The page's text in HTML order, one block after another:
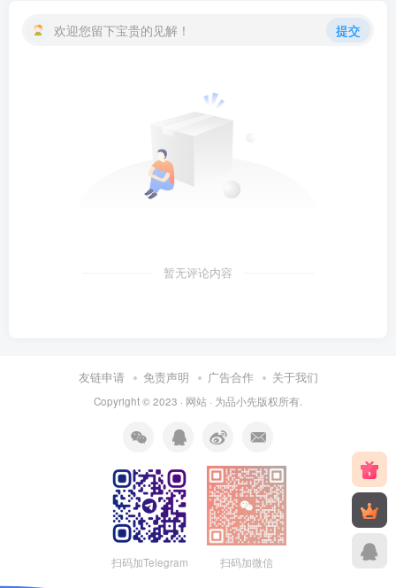
欢迎您留下宝贵的见解！ 提交
暂无评论内容
友链申请 免责声明 广告合作 关于我们
Copyright © 2023 · 网站 · 为品小先版权所有.
扫码加Telegram 扫码加微信